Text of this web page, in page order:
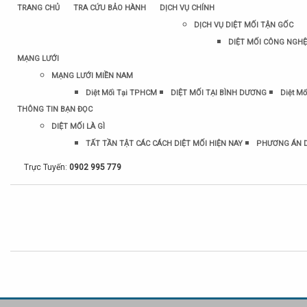
TRANG CHỦ TRA CỨU BẢO HÀNH
DỊCH VỤ CHÍNH
DỊCH VỤ DIỆT MỐI TẬN GỐC
DIỆT MỐI CÔNG
MẠNG LƯỚI
MẠNG LƯỚI MIỀN NAM
Diệt Mối Tại TPHCM
DIỆT MỐI TẠI BÌNH DƯƠNG
Diệt
THÔNG TIN BẠN ĐỌC
DIỆT MỐI LÀ GÌ
TẤT TẦN TẬT CÁC CÁCH DIỆT MỐI HIỆN NAY
PHƯƠNG ÁN
Trực Tuyến: 0902 995 779